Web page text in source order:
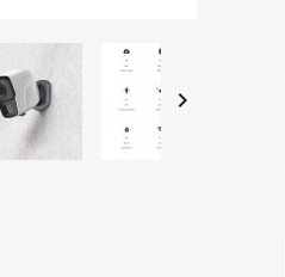
